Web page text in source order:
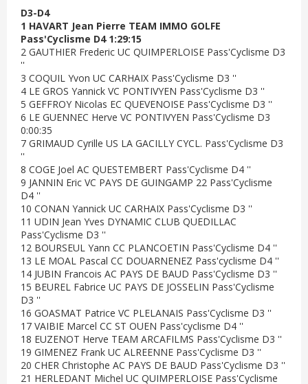
D3-D4
1 HAVART Jean Pierre TEAM IMMO GOLFE
Pass'Cyclisme D4 1:29:15
2 GAUTHIER Frederic UC QUIMPERLOISE Pass'Cyclisme D3
''
3 COQUIL Yvon UC CARHAIX Pass'Cyclisme D3 ''
4 LE GROS Yannick VC PONTIVYEN Pass'Cyclisme D3 ''
5 GEFFROY Nicolas EC QUEVENOISE Pass'Cyclisme D3 ''
6 LE GUENNEC Herve VC PONTIVYEN Pass'Cyclisme D3
0:00:35
7 GRIMAUD Cyrille US LA GACILLY CYCL. Pass'Cyclisme D3
''
8 COGE Joel AC QUESTEMBERT Pass'Cyclisme D4 ''
9 JANNIN Eric VC PAYS DE GUINGAMP 22 Pass'Cyclisme
D4 ''
10 CONAN Yannick UC CARHAIX Pass'Cyclisme D3 ''
11 UDIN Jean Yves DYNAMIC CLUB QUEDILLAC
Pass'Cyclisme D3 ''
12 BOURSEUL Yann CC PLANCOETIN Pass'Cyclisme D4 ''
13 LE MOAL Pascal CC DOUARNENEZ Pass'cyclisme D4 ''
14 JUBIN Francois AC PAYS DE BAUD Pass'Cyclisme D3 ''
15 BEUREL Fabrice UC PAYS DE JOSSELIN Pass'Cyclisme
D3 ''
16 GOASMAT Patrice VC PLELANAIS Pass'Cyclisme D3 ''
17 VAIBIE Marcel CC ST OUEN Pass'cyclisme D4 ''
18 EUZENOT Herve TEAM ARCAFILMS Pass'Cyclisme D3 ''
19 GIMENEZ Frank UC ALREENNE Pass'Cyclisme D3 ''
20 CHER Christophe AC PAYS DE BAUD Pass'Cyclisme D3 ''
21 HERLEDANT Michel UC QUIMPERLOISE Pass'Cyclisme